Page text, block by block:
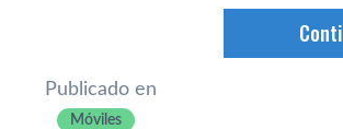
Publicado en
Móviles